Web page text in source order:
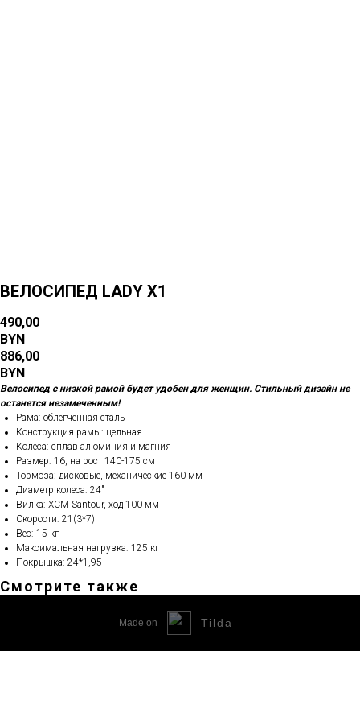
ВЕЛОСИПЕД LADY X1
490,00
BYN
886,00
BYN
Велосипед с низкой рамой будет удобен для женщин. Стильный дизайн не
останется незамеченным!
Рама: облегченная сталь
Конструкция рамы: цельная
Колеса: сплав алюминия и магния
Размер: 16, на рост 140-175 см
Тормоза: дисковые, механические 160 мм
Диаметр колеса: 24"
Вилка: XCM Santour, ход 100 мм
Скорости: 21(3*7)
Вес: 15 кг
Максимальная нагрузка: 125 кг
Покрышка: 24*1,95
Смотрите также
Made on Tilda